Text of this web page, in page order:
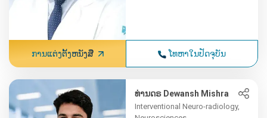
ການແຕ່ງຕັ້ງຫນັງສື ໂທຫາໃນປັດຈຸບັນ
ທ່ານດຣ Dewansh Mishra
Interventional Neuro-radiology,